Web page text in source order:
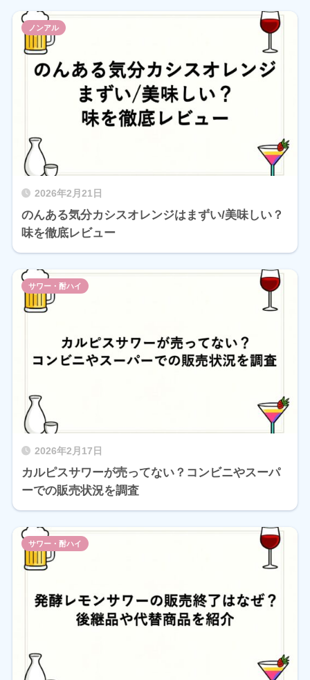
2026年2月21日
のんある気分カシスオレンジはまずい/美味しい？
味を徹底レビュー
ノンアル
2026年2月17日
カルピスサワーが売ってない？コンビニやスーパ
ーでの販売状況を調査
サワー・酎ハイ
サワー・酎ハイ